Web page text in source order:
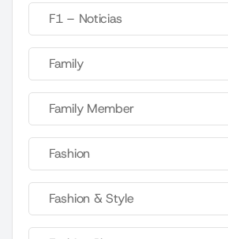
F1 – Noticias
Family
Family Member
Fashion
Fashion & Style